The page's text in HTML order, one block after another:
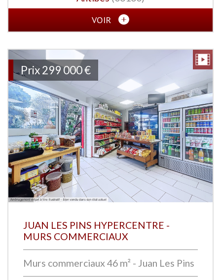
VOIR
Prix299 000 €
JUAN LES PINS HYPERCENTRE -
MURS COMMERCIAUX
Murs commerciaux 46 m² - Juan Les Pins